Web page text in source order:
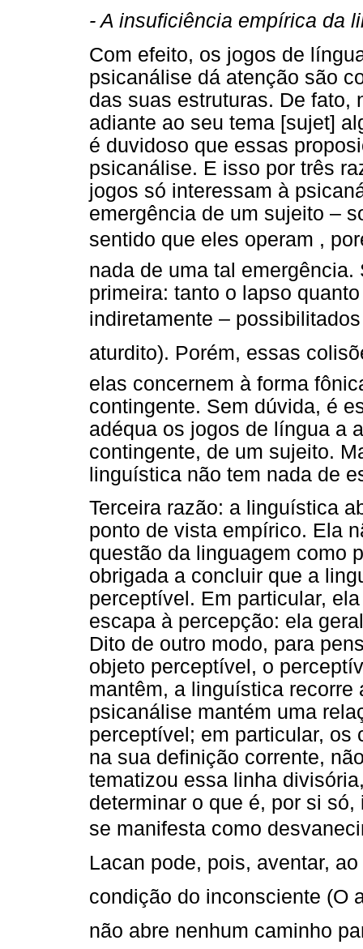
- A insuficiência empírica da
Com efeito, os jogos de
psicanálise dá atenção são
das suas estruturas. De
adiante ao seu tema [sujet]
é duvidoso que essas
psicanálise. E isso por três
jogos só interessam à
emergência de um sujeito –
sentido que eles operam ,
nada de uma tal
primeira: tanto o lapso
indiretamente –
aturdito). Porém, essas
elas concernem à forma
contingente. Sem dúvida, é
adéqua os jogos de língua a
contingente, de um sujeito.
linguística não tem nada de
Terceira razão: a linguística
ponto de vista empírico. Ela
questão da linguagem como
obrigada a concluir que a
perceptível. Em particular,
escapa à percepção: ela
Dito de outro modo, para
objeto perceptível, o
mantêm, a linguística
psicanálise mantém uma
perceptível; em particular,
na sua definição corrente,
tematizou essa linha
determinar o que é, por si
se manifesta como
Lacan pode, pois, aventar,
condição do inconsciente (O
não abre nenhum caminho